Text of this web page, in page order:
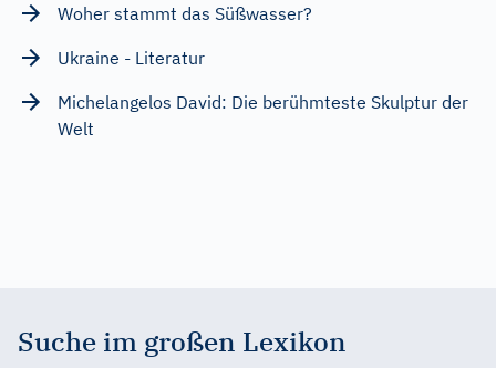
Woher stammt das Süßwasser?
Ukraine - Literatur
Michelangelos David: Die berühmteste Skulptur der
Welt
Suche im großen Lexikon